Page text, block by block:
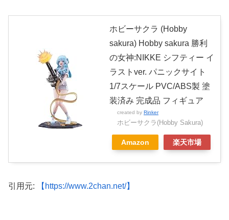
ホビーサクラ (Hobby
sakura) Hobby sakura 勝利
の女神:NIKKE シフティー イ
ラストver. パニックサイト
1/7スケール PVC/ABS製 塗
装済み 完成品 フィギュア
created by Rinker
ホビーサクラ(Hobby Sakura)
Amazon 楽天市場
引用元: 【https://www.2chan.net/】